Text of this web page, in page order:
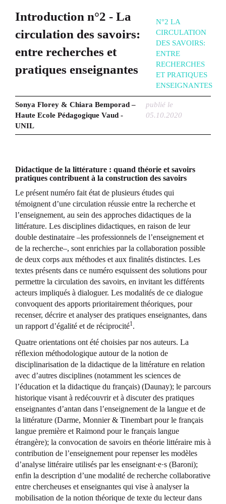
Introduction n°2 - La
circulation des savoirs:
entre recherches et
pratiques enseignantes
N°2 LA
CIRCULATION
DES SAVOIRS:
ENTRE
RECHERCHES
ET PRATIQUES
ENSEIGNANTES
Sonya Florey & Chiara Bemporad –
Haute Ecole Pédagogique Vaud -
UNIL
publié le
05.10.2020
Didactique de la littérature : quand théorie et savoirs
pratiques contribuent à la construction des savoirs
Le présent numéro fait état de plusieurs études qui
témoignent d’une circulation réussie entre la recherche et
l’enseignement, au sein des approches didactiques de la
littérature. Les disciplines didactiques, en raison de leur
double destinataire –les professionnels de l’enseignement et
de la recherche–, sont enrichies par la collaboration possible
de deux corps aux méthodes et aux finalités distinctes. Les
textes présents dans ce numéro esquissent des solutions pour
permettre la circulation des savoirs, en invitant les différents
acteurs impliqués à dialoguer. Les modalités de ce dialogue
convoquent des apports prioritairement théoriques, pour
recenser, décrire et analyser des pratiques enseignantes, dans
un rapport d’égalité et de réciprocité1.
Quatre orientations ont été choisies par nos auteurs. La
réflexion méthodologique autour de la notion de
disciplinarisation de la didactique de la littérature en relation
avec d’autres disciplines (notamment les sciences de
l’éducation et la didactique du français) (Daunay); le parcours
historique visant à redécouvrir et à discuter des pratiques
enseignantes d’antan dans l’enseignement de la langue et de
la littérature (Darme, Monnier & Tinembart pour le français
langue première et Raimond pour le français langue
étrangère); la convocation de savoirs en théorie littéraire mis à
contribution de l’enseignement pour repenser les modèles
d’analyse littéraire utilisés par les enseignant·e·s (Baroni);
enfin la description d’une modalité de recherche collaborative
entre chercheuses et enseignantes qui vise à analyser la
mobilisation de la notion théorique de texte du lecteur dans